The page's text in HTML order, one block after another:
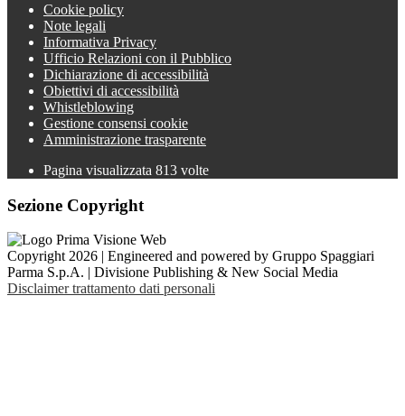
Cookie policy
Note legali
Informativa Privacy
Ufficio Relazioni con il Pubblico
Dichiarazione di accessibilità
Obiettivi di accessibilità
Whistleblowing
Gestione consensi cookie
Amministrazione trasparente
Pagina visualizzata 813 volte
Sezione Copyright
Copyright 2026 | Engineered and powered by Gruppo Spaggiari
Parma S.p.A. | Divisione Publishing & New Social Media
Disclaimer trattamento dati personali